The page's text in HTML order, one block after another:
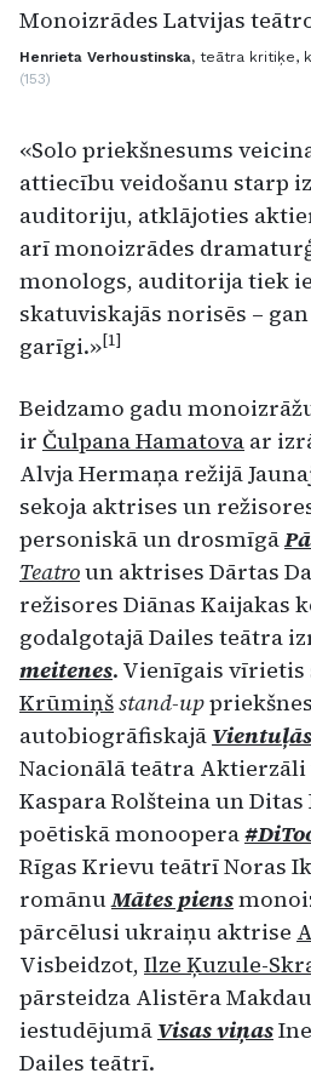
Monoizrādes Latvijas
Henrieta Verhoustinska, teātra kritiķe,
(153)
«Solo priekšnesums
attiecību veidošanu starp
auditoriju, atklājoties
arī monoizrādes
monologs, auditorija tiek
skatuviskajās norisēs –
garīgi.»[1]
Beidzamo gadu
ir Čulpana Hamatova ar
Alvja Hermaņa režijā
sekoja aktrises un
personiskā un drosmīgā
Teatroun aktrises Dārtas
režisores Diānas Kaijakas
godalgotajā Dailes teātra
meitenes. Vienīgais
Krūmiņšstand-up
autobiogrāfiskajā
Nacionālā teātra
Kaspara Rolšteina un
poētiskā monoopera
Rīgas Krievu teātrī Noras
romānuMātes piens
pārcēlusi ukraiņu aktrise
Visbeidzot, Ilze Ķuzule-
pārsteidza Alistēra
iestudējumā Visas viņas
Dailes teātrī.